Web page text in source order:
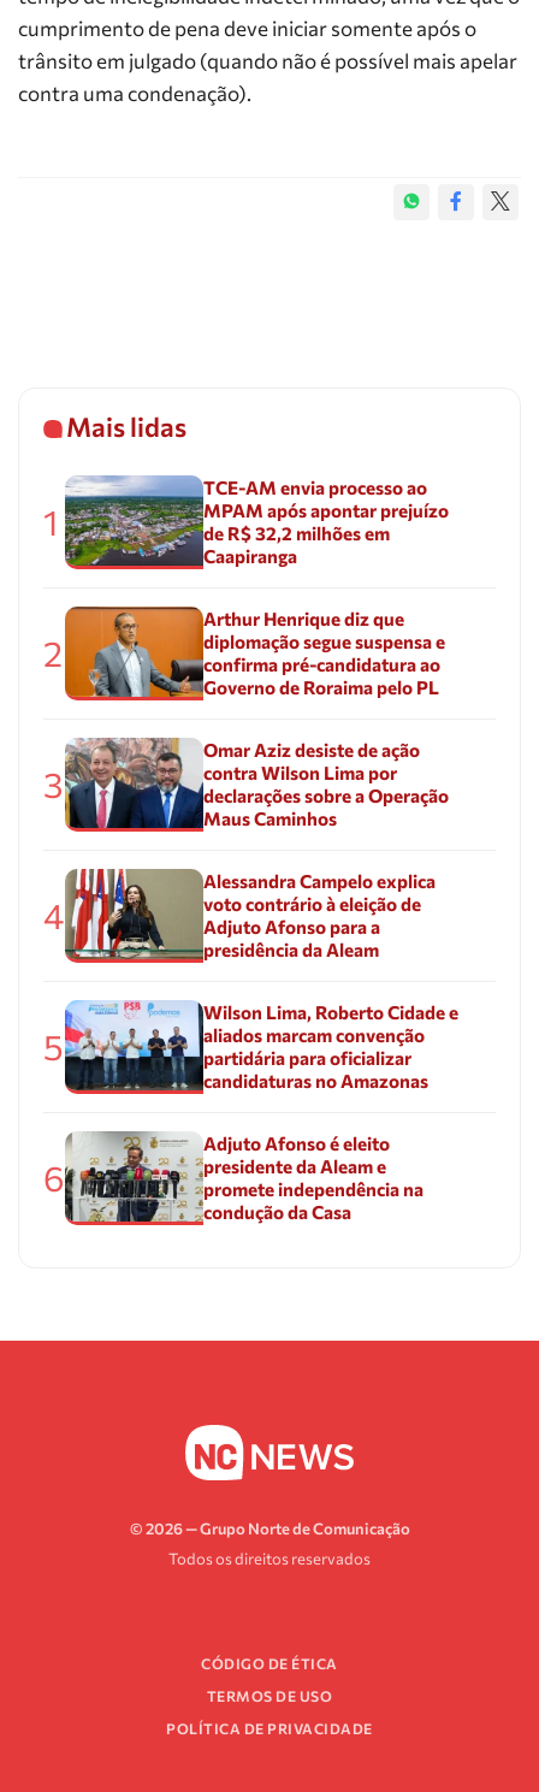
cumprimento de pena deve iniciar somente após o
trânsito em julgado (quando não é possível mais apelar
contra uma condenação).
Mais lidas
1
TCE-AM envia processo ao
MPAM após apontar prejuízo
de R$ 32,2 milhões em
Caapiranga
2
Arthur Henrique diz que
diplomação segue suspensa e
confirma pré-candidatura ao
Governo de Roraima pelo PL
3
Omar Aziz desiste de ação
contra Wilson Lima por
declarações sobre a Operação
Maus Caminhos
4
Alessandra Campelo explica
voto contrário à eleição de
Adjuto Afonso para a
presidência da Aleam
5
Wilson Lima, Roberto Cidade e
aliados marcam convenção
partidária para oficializar
candidaturas no Amazonas
6
Adjuto Afonso é eleito
presidente da Aleam e
promete independência na
condução da Casa
© 2026 — Grupo Norte de Comunicação
Todos os direitos reservados
CÓDIGO DE ÉTICA
TERMOS DE USO
POLÍTICA DE PRIVACIDADE